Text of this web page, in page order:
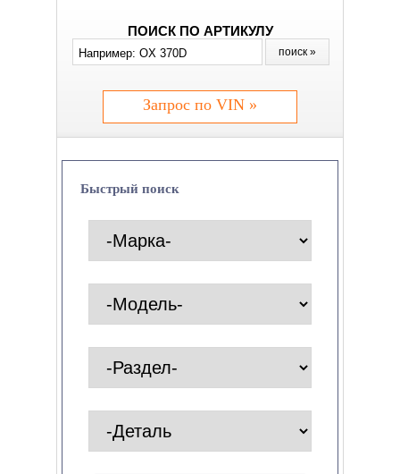
ПОИСК ПО АРТИКУЛУ
поиск »
Запрос по VIN »
Быстрый поиск